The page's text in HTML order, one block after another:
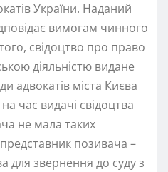
України. Наданий
вимогам чинного
свідоцтво про право
діяльністю видане
адвокатів міста Києва
час видачі свідоцтва
не мала таких
позивача –
для звернення до суду з